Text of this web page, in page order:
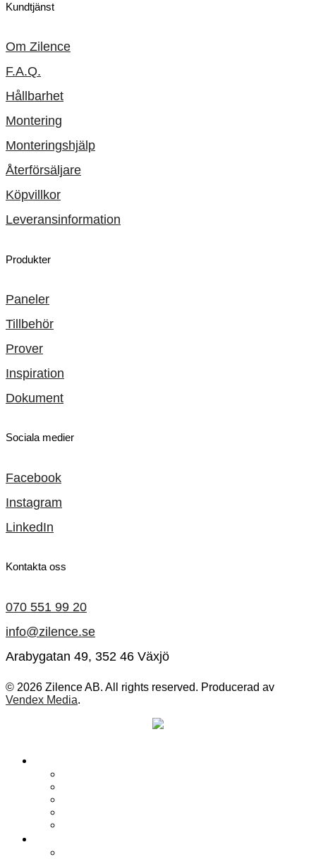
Kundtjänst
Om Zilence
F.A.Q.
Hållbarhet
Montering
Monteringshjälp
Återförsäljare
Köpvillkor
Leveransinformation
Produkter
Paneler
Tillbehör
Prover
Inspiration
Dokument
Sociala medier
Facebook
Instagram
LinkedIn
Kontakta oss
070 551 99 20
info@zilence.se
Arabygatan 49, 352 46 Växjö
© 2026 Zilence AB. All rights reserved. Producerad av
Vendex Media.